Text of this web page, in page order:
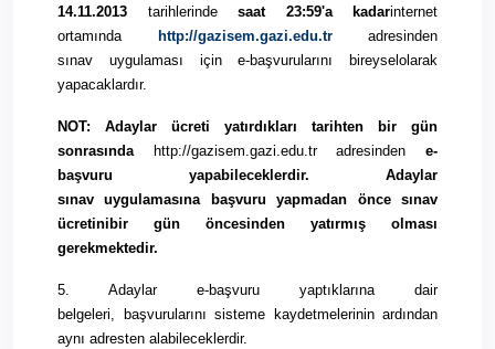
14.11.2013 tarihlerinde saat 23:59'a kadarinternet
ortamında
http://gazisem.gazi.edu.tr adresinden
sınav uygulaması için e-başvurularını bireysel olarak
yapacaklardır.
NOT: Adaylar ücreti yatırdıkları tarihten bir gün
sonrasındahttp://gazisem.gazi.edu.tr adresinden e-
başvuru yapabileceklerdir. Adaylar
sınavuygulamasına başvuru yapmadan öncesınav
ücretini bir gün öncesinden yatırmış olması
gerekmektedir.
5. Adaylar e-başvuru yaptıklarına dair
belgeleri,
başvurularını sisteme kaydetmelerinin ardından
aynı adresten alabileceklerdir.